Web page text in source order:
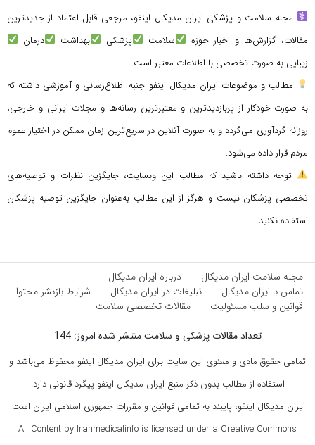
مجله سلامت و پزشکی ایران مدیکال اینفو، مرجعی قابل اعتماد از جدیدترین
مقالات، گزارش‌ها و اخبار حوزه
سلامت پزشکی بهداشت
درمان
زیبایی به صورت تخصصی با اطلاعات معتبر است.
مطالب و موضوعات ایران مدیکال اینفو جنبه اطلاع‌رسانی و آموزشی داشته که
به صورت خودکار از پربازدیدترین و معتبرترین رسانه‌ها و مجلات ایرانی و خارجی،
روزانه گردآوری می‌گردد و به صورت آنلاین در سریع‌ترین زمان ممکن در اختیار عموم
مردم قرار داده می‌شود.
توجه داشته باشید که مطالب این وبسایت، جایگزین نظرات و توصیه‌های
تخصصی پزشکان نیست و هرگز از این مطالب به‌عنوان جایگزین توصیه پزشکان
استفاده نکنید.
مجله سلامت ایران مدیکال
درباره ایران مدیکال
تماس با ایران مدیکال
تبلیغات در ایران مدیکال
شرایط بازنشر محتوا
قوانین و سلب مسئولیت
مقالات تخصصی سلامت
تعداد مقالات پزشکی و سلامت منتشر شده امروز: 144
تمامی حقوق مادی و معنوی این سایت برای ایران مدیکال اینفو محفوظ می‌باشد و
استفاده از مطالب بدون ذکر منبع ایران مدیکال اینفو پیگرد قانونی دارد.
ایران مدیکال اینفو، پایبند به تمامی قوانین و مقررات جمهوری اسلامی ایران است.
All Content by Iranmedicalinfo is licensed under a Creative Commons